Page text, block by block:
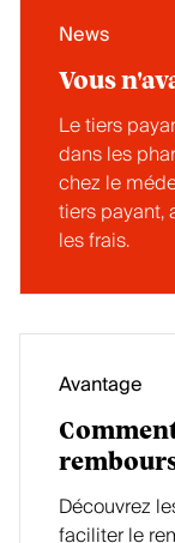
News
Vous
Le tiers
dans les
chez le
tiers payant,
les frais.
Avantage
Découvrez
faciliter le